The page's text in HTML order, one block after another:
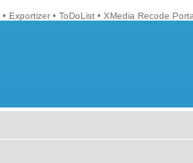
• Exportizer • ToDoList • XMedia Recode